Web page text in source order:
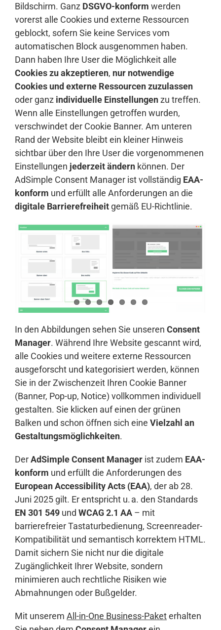
Bildschirm. Ganz DSGVO-konform werden
vorerst alle Cookies und externe Ressourcen
geblockt, sofern Sie keine Services vom
automatischen Block ausgenommen haben.
Dann haben Ihre User die Möglichkeit alle
Cookies zu akzeptieren, nur notwendige
Cookies und externe Ressourcen zuzulassen
oder ganz individuelle Einstellungenzu treffen.
Wenn alle Einstellungen getroffen wurden,
verschwindet der Cookie Banner. Am unteren
Rand der Website bleibt ein kleiner Hinweis
sichtbar über den Ihre User die vorgenommenen
Einstellungen jederzeit ändern können. Der
AdSimple Consent Manager ist vollständig EAA-
konform und erfüllt alle Anforderungen an die
digitale Barrierefreiheit gemäß EU-Richtlinie.
In den Abbildungen sehen Sie unseren Consent
Manager. Während Ihre Website gescannt wird,
alle Cookies und weitere externe Ressourcen
ausgeforscht und kategorisiert werden, können
Sie in der Zwischenzeit Ihren Cookie Banner
(Banner, Pop-up, Notice) vollkommen individuell
gestalten. Sie klicken auf einen der grünen
Balken und schon öffnen sich eine Vielzahl an
Gestaltungsmöglichkeiten.
DerAdSimple Consent Manager ist zudem EAA-
konform und erfüllt die Anforderungen des
European Accessibility Acts (EAA), der ab 28.
Juni 2025 gilt. Er entspricht u. a. den Standards
EN 301 549 und WCAG 2.1 AA – mit
barrierefreier Tastaturbedienung, Screenreader-
Kompatibilität und semantisch korrektem HTML.
Damit sichern Sie nicht nur die digitale
Zugänglichkeit Ihrer Website, sondern
minimieren auch rechtliche Risiken wie
Abmahnungen oder Bußgelder.
Mit unserem All-in-One Business-Paketerhalten